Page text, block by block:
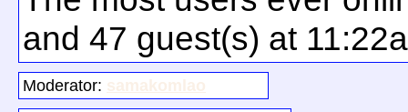
and 47 guest(s) at
Moderator: samakomlao